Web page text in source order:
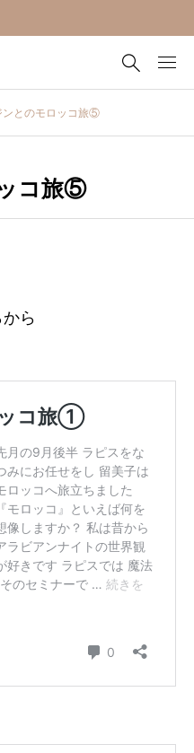
ンとのモロッコ旅⑤
コ旅⑤
ら